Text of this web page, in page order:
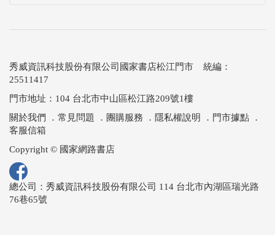
秀威資訊科技股份有限公司國家書店松江門市 統編：
25511417
門市地址：104 台北市中山區松江路209號1樓
關於我們 ． 常見問題 ． 團購服務 ． 隱私權說明 ． 門市據點 ．
客服信箱
Copyright © 國家網路書店
總公司：秀威資訊科技股份有限公司 114 台北市內湖區瑞光路
76巷65號